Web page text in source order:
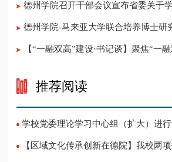
​德州学院召开干部会议宣布省委关于学校领导班子
德州学院-马来亚大学联合培养博士研
推荐阅读
学校党委理论学习中心组（扩大）进